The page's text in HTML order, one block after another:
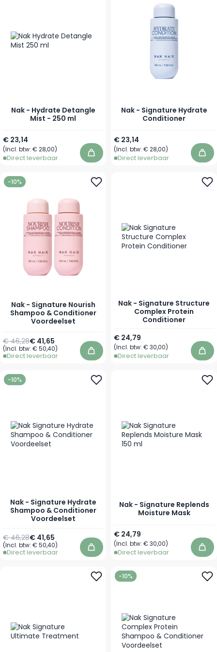
Nak - Hydrate Detangle
Mist - 250 ml
€ 23,14
(Incl. btw: € 28,00)
Direct leverbaar In winkelwagen
Nak - Signature Hydrate
Conditioner
Vanaf
€ 23,14
(Incl. btw: € 28,00)
Direct leverbaar In
-10%
Nak - Signature Nourish
Shampoo & Conditioner
Voordeelset
€ 41,65
€ 46,28
(Incl. btw: € 50,40)
Direct leverbaar In winkelwagen
Nak - Signature Structure
Complex Protein
Conditioner
Vanaf
€ 24,79
(Incl. btw: € 30,00)
Direct leverbaar In
-10%
Nak - Signature Hydrate
Shampoo & Conditioner
Voordeelset
€ 41,65
€ 46,28
(Incl. btw: € 50,40)
Direct leverbaar In winkelwagen
Nak - Signature Replends
Moisture Mask
Vanaf
€ 24,79
(Incl. btw: € 30,00)
Direct leverbaar In
-10%